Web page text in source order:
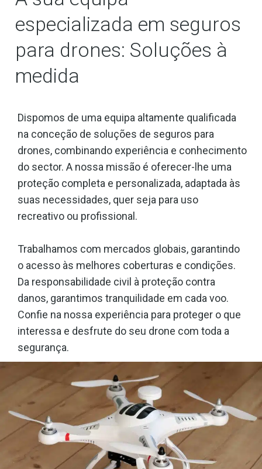
especializada em seguros
para drones: Soluções à
medida
Dispomos de uma equipa altamente qualificada
na conceção de soluções de seguros para
drones, combinando experiência e conhecimento
do sector. A nossa missão é oferecer-lhe uma
proteção completa e personalizada, adaptada às
suas necessidades, quer seja para uso
recreativo ou profissional.
Trabalhamos com mercados globais, garantindo
o acesso às melhores coberturas e condições.
Da responsabilidade civil à proteção contra
danos, garantimos tranquilidade em cada voo.
Confie na nossa experiência para proteger o que
interessa e desfrute do seu drone com toda a
segurança.